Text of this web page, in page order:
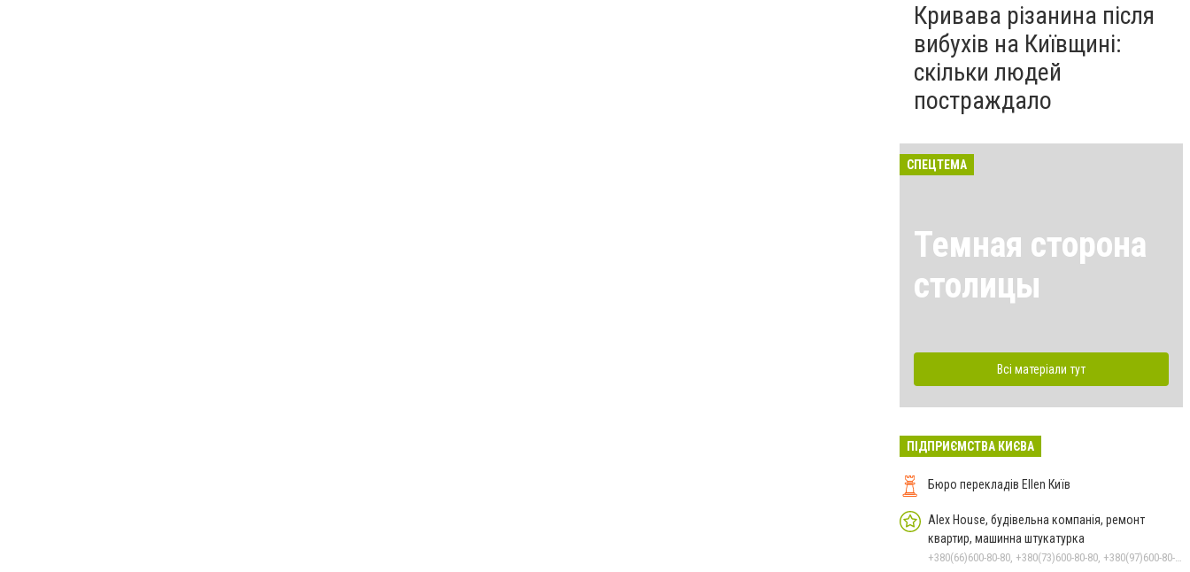
Кривава різанина після
вибухів на Київщині:
скільки людей
постраждало
СПЕЦТЕМА
Темная сторона
столицы
Всі матеріали тут
ПІДПРИЄМСТВА КИЄВА
Бюро перекладів Ellen Київ
Alex House, будівельна компанія, ремонт
квартир, машинна штукатурка